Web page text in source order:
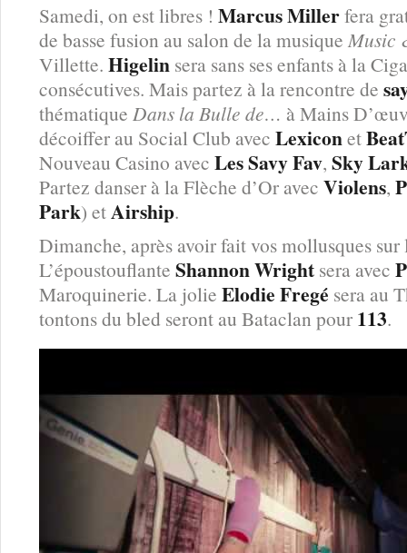
Samedi, on est libres ! Marcus Millerfera
de basse fusion au salon de la musique Music
Villette. Higelin sera sans ses enfants à la
consécutives. Mais partez à la rencontre de
thématique Dans la Bulle de… à Mains
décoiffer au Social Club avec Lexiconet
Nouveau Casino avec Les Savy Fav, Sky
Partez danser à la Flèche d’Or avec Violens,
Park) etAirship.
Dimanche, après avoir fait vos mollusques sur
L’époustouflante Shannon Wright sera avec
Maroquinerie. La jolie Elodie Fregé sera au
tontons du bled seront au Bataclan pour 113.